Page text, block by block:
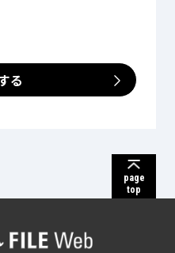
る
page
top